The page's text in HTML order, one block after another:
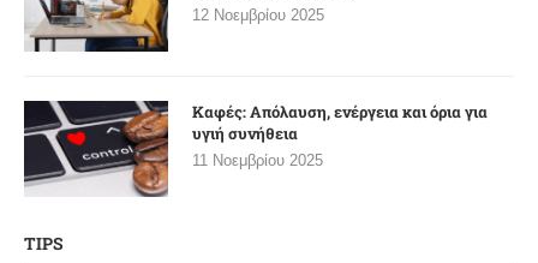
12 Νοεμβρίου 2025
Καφές: Απόλαυση, ενέργεια και όρια για
υγιή συνήθεια
11 Νοεμβρίου 2025
TIPS